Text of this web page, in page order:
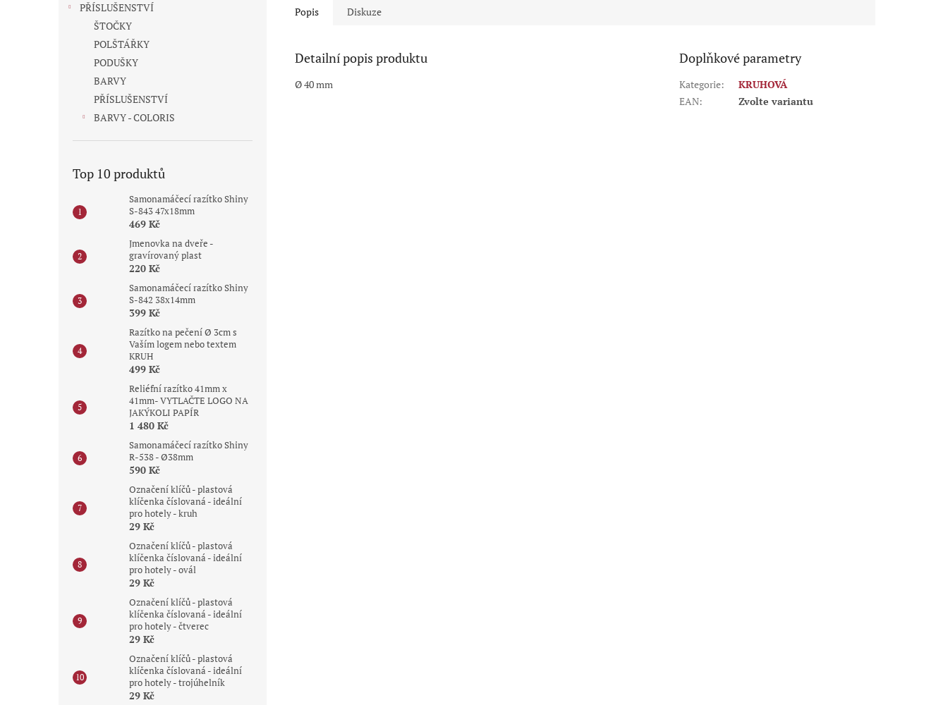
PŘÍSLUŠENSTVÍ
ŠTOČKY
POLŠTÁŘKY
PODUŠKY
BARVY
PŘÍSLUŠENSTVÍ
BARVY - COLORIS
Top 10 produktů
Samonamáčecí razítko Shiny
S-843 47x18mm
469 Kč
Jmenovka na dveře -
gravírovaný plast
220 Kč
Samonamáčecí razítko Shiny
S-842 38x14mm
399 Kč
Razítko na pečení Ø 3cm s
Vaším logem nebo textem
KRUH
499 Kč
Reliéfní razítko 41mm x
41mm- VYTLAČTE LOGO NA
JAKÝKOLI PAPÍR
1 480 Kč
Samonamáčecí razítko Shiny
R-538 - Ø38mm
590 Kč
Označení klíčů - plastová
klíčenka číslovaná - ideální
pro hotely - kruh
29 Kč
Označení klíčů - plastová
klíčenka číslovaná - ideální
pro hotely - ovál
29 Kč
Označení klíčů - plastová
klíčenka číslovaná - ideální
pro hotely - čtverec
29 Kč
Označení klíčů - plastová
klíčenka číslovaná - ideální
pro hotely - trojúhelník
29 Kč
Popis Diskuze
Detailní popis produktu
Ø 40 mm
Doplňkové parametry
Kategorie:
KRUHOVÁ
EAN: Zvolte variantu